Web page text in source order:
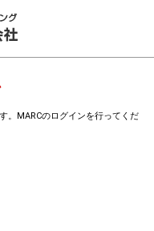
。MARCのログインを行ってくだ